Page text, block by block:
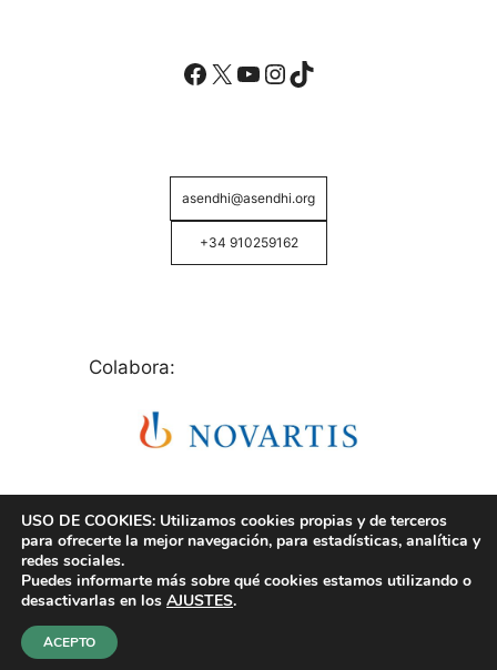
Facebook
X YouTube
Instagram
TikTok
asendhi@asendhi.org
+34 910259162
Colabora:
© Copyright 2026 ASENDHI - Asociación de Enfermos
USO DE COOKIES: Utilizamos cookies propias y de terceros
para ofrecerte la mejor navegación, para estadísticas, analítica y
redes sociales.
Puedes informarte más sobre qué cookies estamos utilizando o
desactivarlas en los AJUSTES.
ACEPTO